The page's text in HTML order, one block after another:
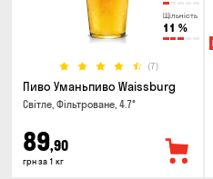
Щільність
11 %
(7)
Пиво Уманьпиво Waissburg
Світле, Фільтроване, 4.7°
89,90
грн за 1 кг